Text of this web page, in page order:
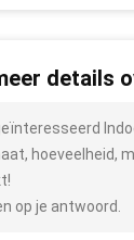
details
hoeveelheid,
op je antwoord.